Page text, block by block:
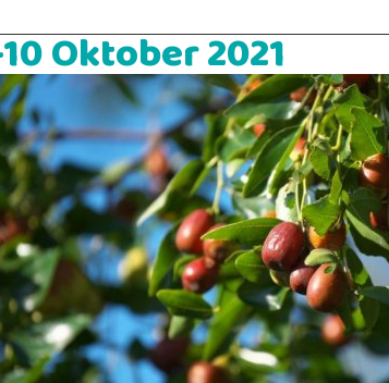
Oktober 2021